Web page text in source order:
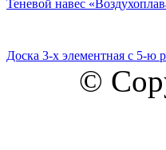
Теневой навес
Доска 3-х элементная с 5-ю
©